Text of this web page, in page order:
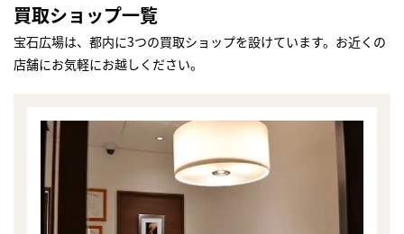
買取ショップ一覧
宝石広場は、都内に3つの買取ショップを設けています。お近くの
店舗にお気軽にお越しください。